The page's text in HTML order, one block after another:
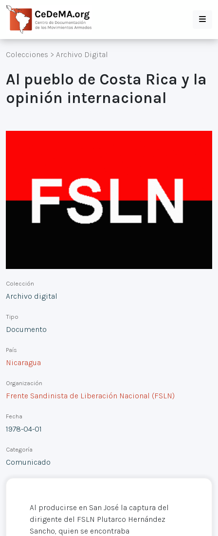
Colecciones > Archivo Digital
Al pueblo de Costa Rica y la
opinión internacional
Colección
Archivo digital
Tipo
Documento
País
Nicaragua
Organización
Frente Sandinista de Liberación Nacional (FSLN)
Fecha
1978-04-01
Categoría
Comunicado
Al producirse en San José la captura del
dirigente del FSLN Plutarco Hernández
Sancho, quien se encontraba